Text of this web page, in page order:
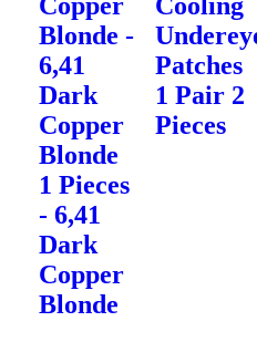
Blonde -
6,41
Dark
Copper
Blonde
1 Pieces
- 6,41
Dark
Copper
Blonde
Patches
1 Pair 2
Pieces